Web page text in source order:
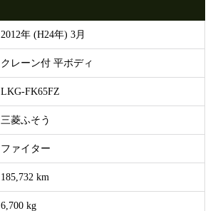
2012年 (H24年) 3月
クレーン付 平ボディ
LKG-FK65FZ
三菱ふそう
ファイター
185,732 km
6,700 kg